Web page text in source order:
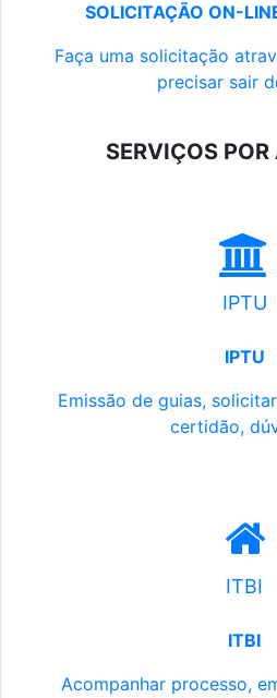
SOLICITAÇÃO ON-
Faça uma solicitação
precisar sair
SERVIÇOS
IPTU
IPTU
Emissão de guias,
certidão,
ITBI
ITBI
Acompanhar processo,